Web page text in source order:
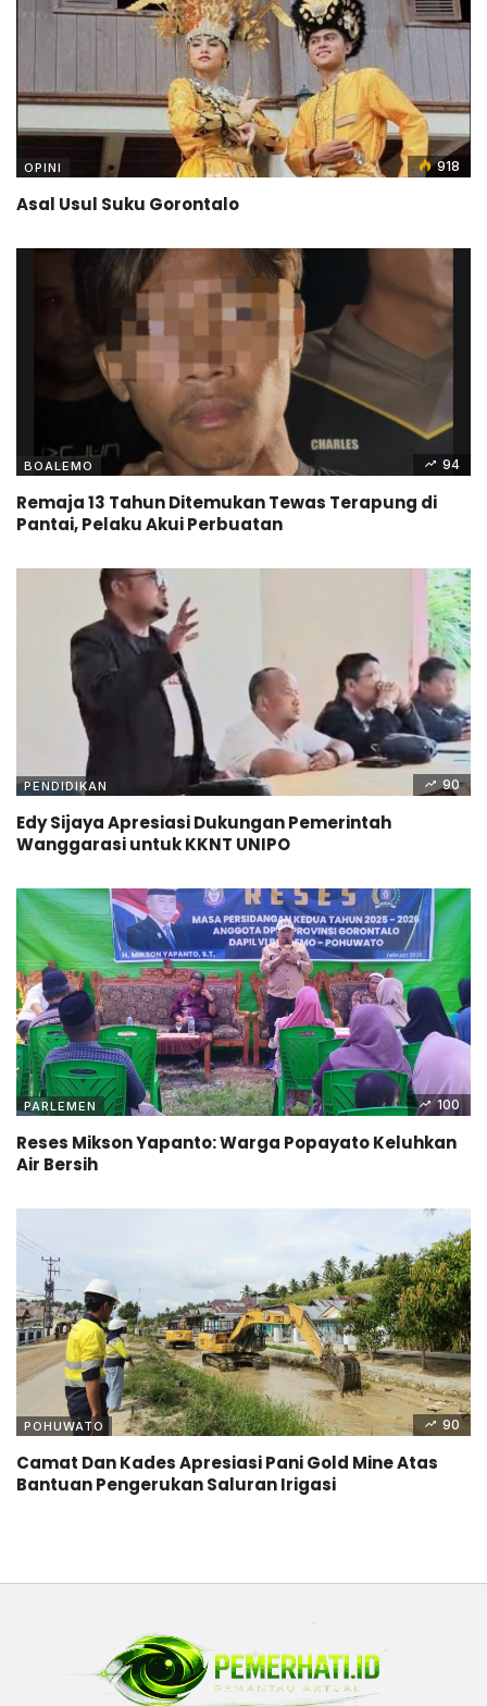
OPINI 918
Asal Usul Suku Gorontalo
BOALEMO 94
Remaja 13 Tahun Ditemukan Tewas Terapung di
Pantai, Pelaku Akui Perbuatan
PENDIDIKAN 90
Edy Sijaya Apresiasi Dukungan Pemerintah
Wanggarasi untuk KKNT UNIPO
PARLEMEN 100
Reses Mikson Yapanto: Warga Popayato Keluhkan
Air Bersih
POHUWATO 90
Camat Dan Kades Apresiasi Pani Gold Mine Atas
Bantuan Pengerukan Saluran Irigasi